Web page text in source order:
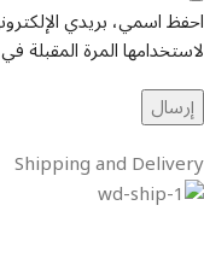
احفظ اسمي، بريدي
لاستخدامها المرة المقبلة
Shipping and Delivery